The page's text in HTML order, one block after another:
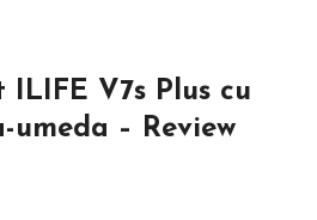
V7s Plus cu
– Review